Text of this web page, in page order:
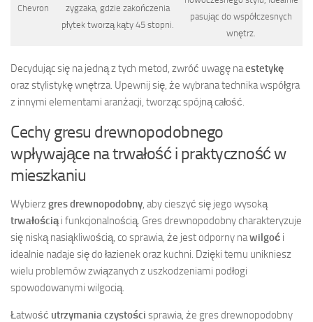
Chevron
zygzaka, gdzie zakończenia
płytek tworzą kąty 45 stopni.
pasując do współczesnych
wnętrz.
Decydując się na jedną z tych metod, zwróć uwagę naestetykę
oraz stylistykę wnętrza. Upewnij się, że wybrana technika współgra
z innymi elementami aranżacji, tworząc spójną całość.
Cechy gresu drewnopodobnego
wpływające na trwałość i praktyczność w
mieszkaniu
Wybierzgres drewnopodobny, aby cieszyć się jego wysoką
trwałościąi funkcjonalnością. Gres drewnopodobny charakteryzuje
się niską nasiąkliwością, co sprawia, że jest odporny nawilgoć i
idealnie nadaje się do łazienek oraz kuchni. Dzięki temu unikniesz
wielu problemów związanych z uszkodzeniami podłogi
spowodowanymi wilgocią.
Łatwość utrzymania czystości sprawia, że gres drewnopodobny